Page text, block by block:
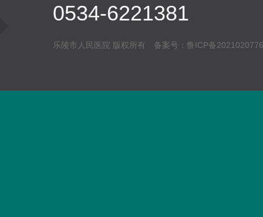
0534-6221381
乐陵市人民医院 版权所有 备案号： 鲁ICP备